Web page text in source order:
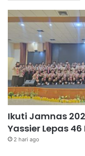
Ikuti Jamnas
Yassier Lepas
2 hari ago